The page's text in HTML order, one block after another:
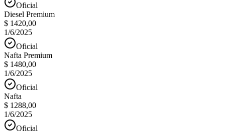
Oficial
Diesel Premium
$ 1420,00
1/6/2025
Oficial
Nafta Premium
$ 1480,00
1/6/2025
Oficial
Nafta
$ 1288,00
1/6/2025
Oficial